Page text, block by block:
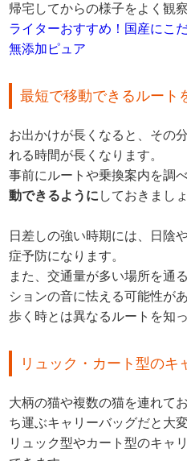
帰宅してからの様子をよく観
ライターおすすめ！国産にこ
無添加ピュア
最短で移動できるルート
お出かけが長くなると、その
れる時間が長くなります。
事前にルートや乗換案内を調
動できるように しておきましょ
日差しの強い時期には、日陰
症予防になります。
また、交通量が多い場所を通
ションの音に怯える可能性が
歩く時とは異なるルートを知
リュック・カート型のキ
大柄の猫や複数の猫を連れて
ち運ぶキャリーバッグだと大変
リュック型やカート型のキャ